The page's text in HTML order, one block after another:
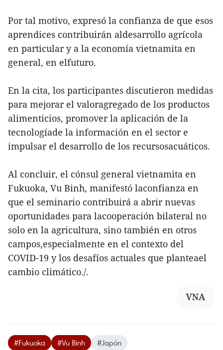
Por tal motivo, expresó la confianza de que esos
aprendices contribuirán aldesarrollo agrícola
en particular y a la economía vietnamita en
general, en elfuturo.
En la cita, los participantes discutieron medidas
para mejorar el valoragregado de los productos
alimenticios, promover la aplicación de la
tecnologíade la información en el sector e
impulsar el desarrollo de los recursosacuáticos.
Al concluir, el cónsul general vietnamita en
Fukuoka, Vu Binh, manifestó laconfianza en
que el seminario contribuirá a abrir nuevas
oportunidades para lacooperación bilateral no
solo en la agricultura, sino también en otros
campos,especialmente en el contexto del
COVID-19 y los desafíos actuales que planteael
cambio climático./.
VNA
#Fukuoka #Vu Binh #Japón